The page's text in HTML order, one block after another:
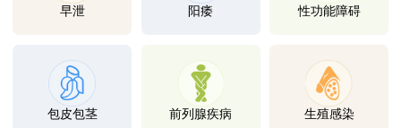
早泄 阳痿 性功能障碍
包皮包茎 前列腺疾病 生殖感染